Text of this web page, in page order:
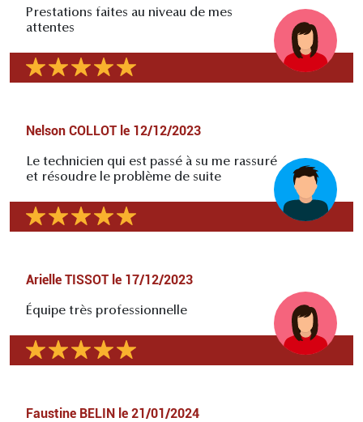
Prestations faites au niveau de mes
attentes
Nelson COLLOT le 12/12/2023
Le technicien qui est passé à su me rassuré
et résoudre le problème de suite
Arielle TISSOT le 17/12/2023
Équipe très professionnelle
Faustine BELIN le 21/01/2024